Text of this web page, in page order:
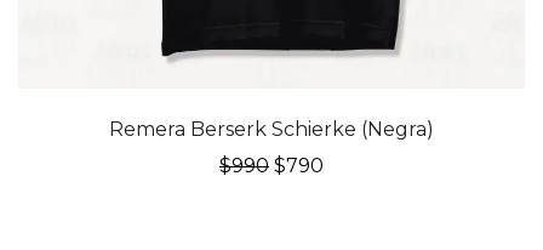
Remera Berserk Schierke (Negra)
$990 El
$790